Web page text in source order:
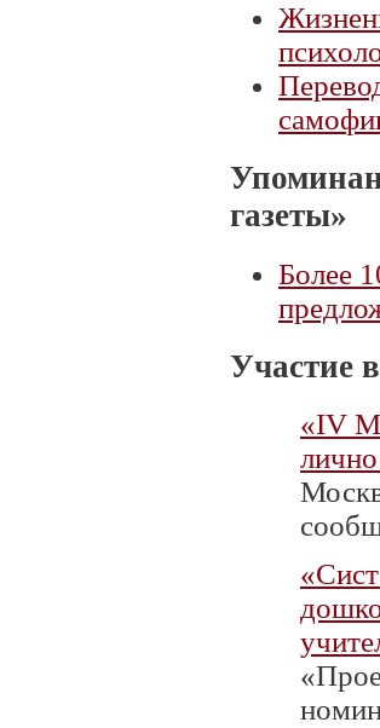
газеты»
Более
Участие
«IV